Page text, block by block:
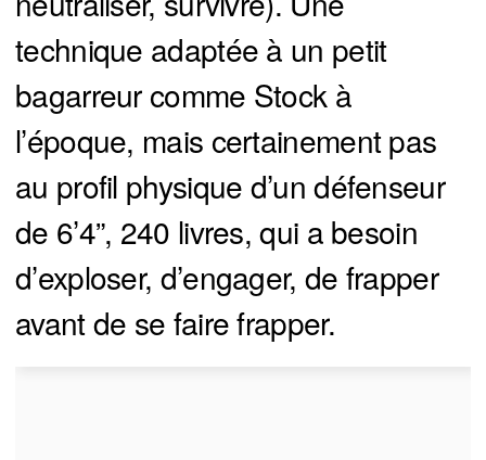
technique adaptée à un petit
bagarreur comme Stock à
l’époque, mais certainement pas
au profil physique d’un défenseur
de 6’4”, 240 livres, qui a besoin
d’exploser, d’engager, de frapper
avant de se faire frapper.